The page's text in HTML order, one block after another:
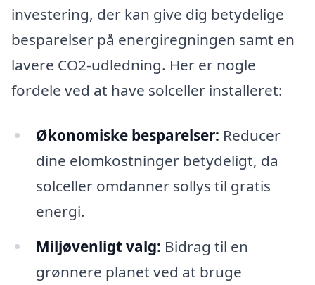
investering, der kan give dig betydelige
besparelser på energiregningen samt en
lavere CO2-udledning. Her er nogle
fordele ved at have solceller installeret:
Økonomiske besparelser: Reducer
dine elomkostninger betydeligt, da
solceller omdanner sollys til gratis
energi.
Miljøvenligt valg: Bidrag til en
grønnere planet ved at bruge